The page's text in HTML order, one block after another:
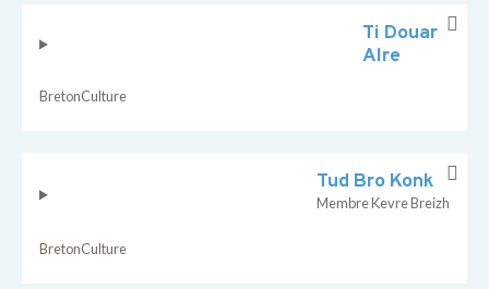
Ti Douar
Alre
BretonCulture
Tud Bro Konk
Membre Kevre Breizh
BretonCulture